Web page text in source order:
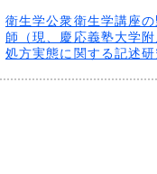
衛生学公衆衛生学講座
師（現、慶応義塾大学
処方実態に関する記述